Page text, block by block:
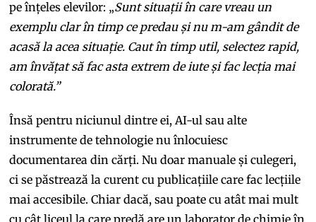
pe înțeles elevilor: „Sunt situații în care vreau un
exemplu clar în timp ce predau și nu m-am gândit de
acasă la acea situație. Caut în timp util, selectez rapid,
am învățat să fac asta extrem de iute și fac lecția mai
colorată.”
Însă pentru niciunul dintre ei, AI-ul sau alte
instrumente de tehnologie nu înlocuiesc
documentarea din cărți. Nu doar manuale și culegeri,
ci se păstrează la curent cu publicațiile care fac lecțiile
mai accesibile. Chiar dacă, sau poate cu atât mai mult
cu cât liceul la care predă are un laborator de chimie în